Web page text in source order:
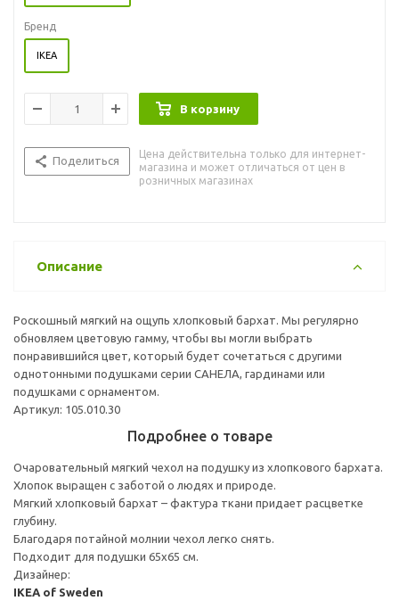
Бренд
IKEA
В корзину
Поделиться
Цена действительна только для интернет-
магазина и может отличаться от цен в
розничных магазинах
Описание
Роскошный мягкий на ощупь хлопковый бархат. Мы регулярно
обновляем цветовую гамму, чтобы вы могли выбрать
понравившийся цвет, который будет сочетаться с другими
однотонными подушками серии САНЕЛА, гардинами или
подушками с орнаментом.
Артикул: 105.010.30
Подробнее о товаре
Очаровательный мягкий чехол на подушку из хлопкового бархата.
Хлопок выращен с заботой о людях и природе.
Мягкий хлопковый бархат – фактура ткани придает расцветке
глубину.
Благодаря потайной молнии чехол легко снять.
Подходит для подушки 65x65 см.
Дизайнер:
IKEA of Sweden